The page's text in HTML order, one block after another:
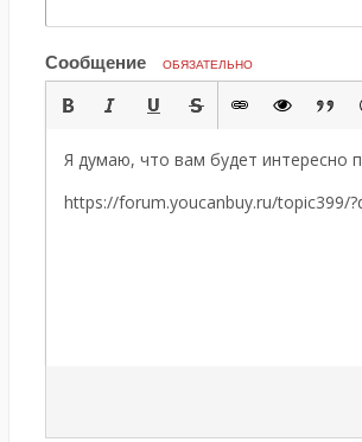
Сообщение ОБЯЗАТЕЛЬНО
Я думаю, что вам будет интересно
https://forum.youcanbuy.ru/topic399/